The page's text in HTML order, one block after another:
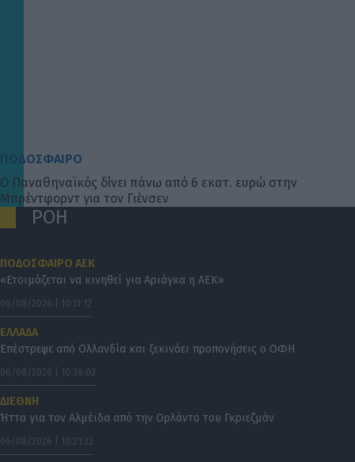
ΠΟΔΟΣΦΑΙΡΟ
Ο Παναθηναϊκός δίνει πάνω από 6 εκατ. ευρώ στην
Μπρέντφορντ για τον Γιένσεν
ΡΟΗ
ΠΟΔΟΣΦΑΙΡΟ ΑΕΚ
«Ετοιμάζεται να κινηθεί για Αριάγκα η ΑΕΚ»
06/08/2026 | 10:51:12
ΕΛΛΑΔΑ
Επέστρεψε από Ολλανδία και ξεκινάει προπονήσεις ο ΟΦΗ
06/08/2026 | 10:36:02
ΔΙΕΘΝΗ
Ήττα για τον Αλμέιδα από την Ορλάντο του Γκριεζμάν
06/08/2026 | 10:21:32